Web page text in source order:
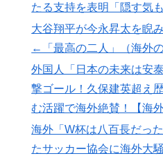
▶ 韓国人「韓国に10年間の出
プ、オリンピック予選の記
裁を海外メディアが報道！
▶
ワールドカップは誰のも
足らずで撤回された理由【
▶ 海外「お前らの国に他愛の
「エスカレーターの立つ位
▶
アメリカ人「お前らの学校
たる支持を表明「隠す気
大谷翔平が今永昇太を睨
←「最高の二人」（海外の
外国人「日本の未来は安
撃ゴール！久保建英超え
む活躍で海外絶賛！【海外
海外「W杯は八百長だっ
たサッカー協会に海外大